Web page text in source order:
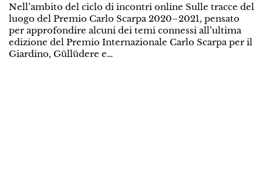
Nell’ambito del ciclo di incontri online Sulle tracce del
luogo del Premio Carlo Scarpa 2020–2021, pensato
per approfondire alcuni dei temi connessi all’ultima
edizione del Premio Internazionale Carlo Scarpa per il
Giardino, Güllüdere e…